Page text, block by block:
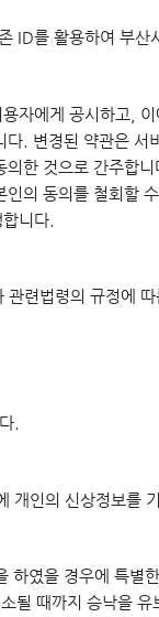
ID를 활용하여 부산
에게 공시하고,
. 변경된 약관은 서
한 것으로 간주합니
의 동의를 철회할
니다.
련법령의 규정에 따
.
개인의 신상정보를
였을 경우에 특별
때까지 승낙을 유